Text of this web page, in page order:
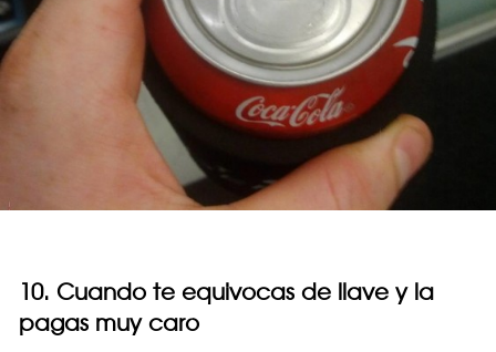
10. Cuando te equivocas de llave y la
pagas muy caro